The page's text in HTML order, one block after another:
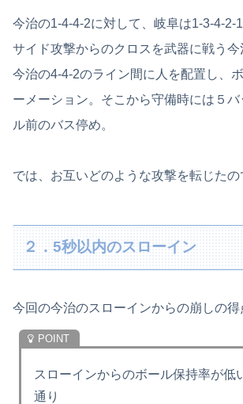
今治の1-4-4-2に対して、岐阜は1-3-4-2-
サイド攻撃からのクロスを武器に戦う
今治の4-4-2のライン間に人を配置し、
ーメーション。そこから守備時には５
ル前のバス停め。
では、お互いどのような攻撃を転じたの
２．5秒以内のスローイン
今回の今治のスローインからの崩しの得
スローインからのボール保持率が低
通り